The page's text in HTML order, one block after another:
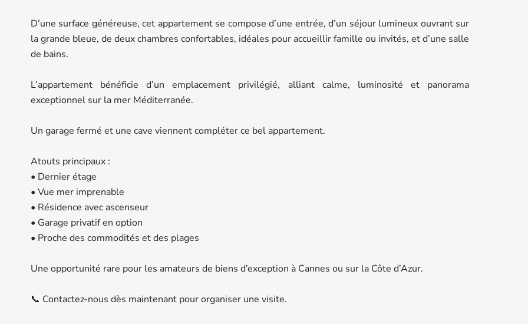
D’une surface généreuse, cet appartement se compose d’une entrée, d’un séjour lumineux ouvrant sur
la grande bleue, de deux chambres confortables, idéales pour accueillir famille ou invités, et d’une salle
de bains.
L’appartement bénéficie d’un emplacement privilégié, alliant calme, luminosité et panorama
exceptionnel sur la mer Méditerranée.
Un garage fermé et une cave viennent compléter ce bel appartement.
Atouts principaux :
• Dernier étage
• Vue mer imprenable
• Résidence avec ascenseur
• Garage privatif en option
• Proche des commodités et des plages
Une opportunité rare pour les amateurs de biens d’exception à Cannes ou sur la Côte d’Azur.
📞 Contactez-nous dès maintenant pour organiser une visite.